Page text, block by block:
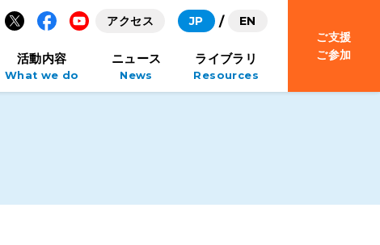
アクセス EN
JP
活動内容
What we do
ニュース
News
ライブラリ
Resources
ご支援
ご参加